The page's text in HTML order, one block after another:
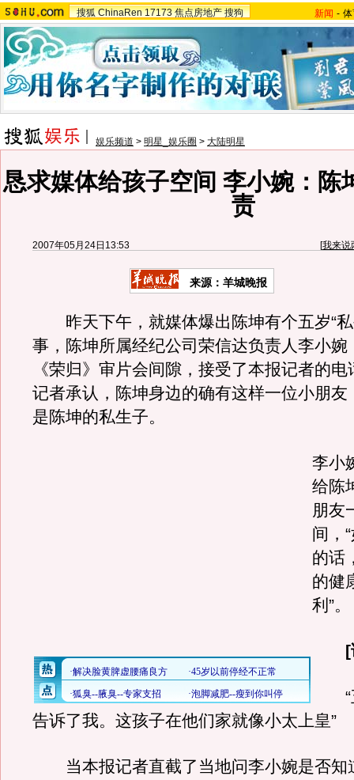
搜狐 ChinaRen 17173 焦点房地产 搜狗 新闻 -
娱乐频道 > 明星_娱乐圈 > 大陆明星
恳求媒体给孩子空间 李小婉：陈
责
2007年05月24日13:53 [我来说
来源：羊城晚报
昨天下午，就媒体爆出陈坤有个五岁“私
事，陈坤所属经纪公司荣信达负责人李小婉
《荣归》审片会间隙，接受了本报记者的
记者承认，陈坤身边的确有这样一位小朋友
是陈坤的私生子。
李小
给陈
朋友
间，
的话
的健
利”。
[
“
告诉了我。这孩子在他们家就像小太上皇”
当本报记者直截了当地问李小婉是否知